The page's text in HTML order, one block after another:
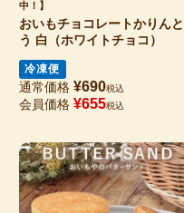
中！】
おいもチョコレートかりんと
う 白（ホワイトチョコ）
冷凍便
通常価格 ¥690税込
会員価格 ¥655税込